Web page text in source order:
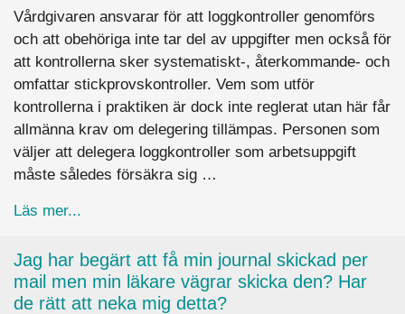
Vårdgivaren ansvarar för att loggkontroller genomförs
och att obehöriga inte tar del av uppgifter men också för
att kontrollerna sker systematiskt-, återkommande- och
omfattar stickprovskontroller. Vem som utför
kontrollerna i praktiken är dock inte reglerat utan här får
allmänna krav om delegering tillämpas. Personen som
väljer att delegera loggkontroller som arbetsuppgift
måste således försäkra sig …
Läs mer...
Jag har begärt att få min journal skickad per
mail men min läkare vägrar skicka den? Har
de rätt att neka mig detta?